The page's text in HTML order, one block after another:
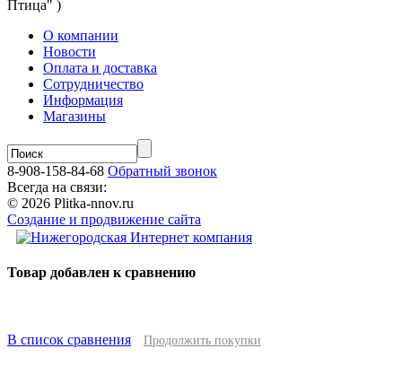
Птица" )
О компании
Новости
Оплата и доставка
Сотрудничество
Информация
Магазины
8-908-158-84-68 Обратный звонок
Всегда на связи:
© 2026 Plitka-nnov.ru
Создание и продвижение сайта
Товар добавлен к сравнению
В список сравнения Продолжить покупки